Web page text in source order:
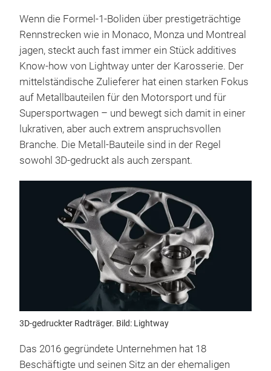
Wenn die Formel-1-Boliden über prestigeträchtige
Rennstrecken wie in Monaco, Monza und Montreal
jagen, steckt auch fast immer ein Stück additives
Know-how von Lightway unter der Karosserie. Der
mittelständische Zulieferer hat einen starken Fokus
auf Metallbauteilen für den Motorsport und für
Supersportwagen – und bewegt sich damit in einer
lukrativen, aber auch extrem anspruchsvollen
Branche. Die Metall-Bauteile sind in der Regel
sowohl 3D-gedruckt als auch zerspant.
3D-gedruckter Radträger. Bild: Lightway
Das 2016 gegründete Unternehmen hat 18
Beschäftigte und seinen Sitz an der ehemaligen